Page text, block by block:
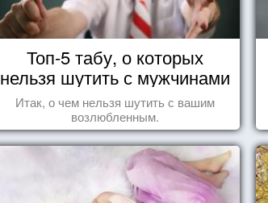
Топ-5 табу, о которых
нельзя шутить с мужчинами
Итак, о чем нельзя шутить с вашим
возлюбленным.